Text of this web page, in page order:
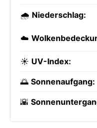
🌧️ Niederschlag:
☁️
☀️ UV-Index:
🌅 Sonnenaufgang:
🌇